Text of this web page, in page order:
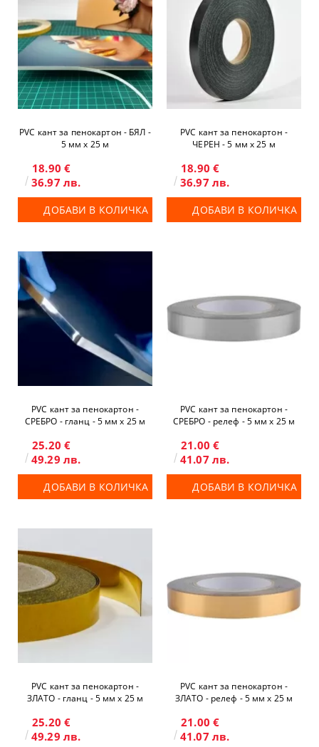
PVC кант за пенокартон - БЯЛ -
5 мм x 25 м
18.90 €
36.97 лв.
ДОБАВИ В КОЛИЧКА
PVC кант за пенокартон -
ЧЕРЕН - 5 мм x 25 м
18.90 €
36.97 лв.
ДОБАВИ В КОЛИЧКА
PVC кант за пенокартон -
СРЕБРО - гланц - 5 мм x 25 м
25.20 €
49.29 лв.
ДОБАВИ В КОЛИЧКА
PVC кант за пенокартон -
СРЕБРО - релеф - 5 мм x 25 м
21.00 €
41.07 лв.
ДОБАВИ В КОЛИЧКА
PVC кант за пенокартон -
ЗЛАТО - гланц - 5 мм x 25 м
25.20 €
49.29 лв.
PVC кант за пенокартон -
ЗЛАТО - релеф - 5 мм x 25 м
21.00 €
41.07 лв.